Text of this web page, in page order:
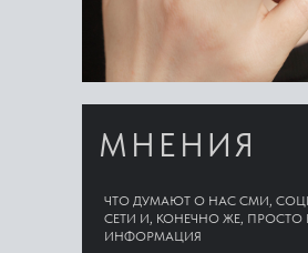
ЧТО ДУМАЮТ О НАС СМИ,
СЕТИ И, КОНЕЧНО ЖЕ, ПРОСТО
ИНФОРМАЦИЯ
МНЕНИЯ